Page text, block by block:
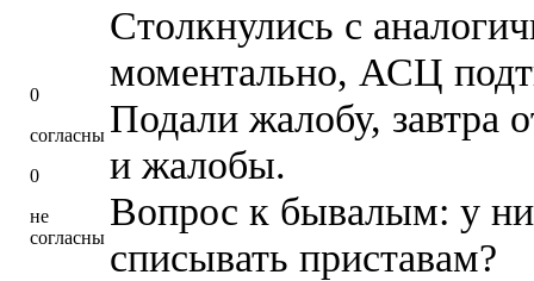
0
согласны
0
не
согласны
Столкнулись с
моментально, АСЦ
Подали жалобу, завтра
и жалобы.
Вопрос к бывалым: у
списывать приставам?